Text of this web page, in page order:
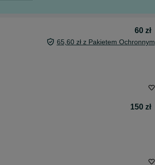
60 zł
65,60 zł z Pakietem Ochronnym
150 zł